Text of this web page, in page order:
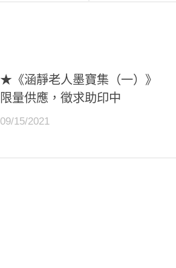
★《涵靜老人墨寶集（一）》
限量供應，徵求助印中
09/15/2021